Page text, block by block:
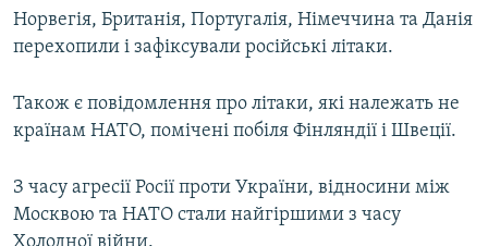
Норвегія, Британія, Португалія, Німеччина та Данія
перехопили і зафіксували російські літаки.
Також є повідомлення про літаки, які належать не
країнам НАТО, помічені побіля Фінляндії і Швеції.
З часу агресії Росії проти України, відносини між
Москвою та НАТО стали найгіршими з часу